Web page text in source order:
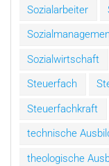
Sozialarbeiter
Sozialwirtschaft
Steuerfach
Steuerfachkraft
technische
theologische